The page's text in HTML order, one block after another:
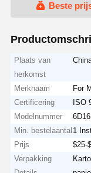
Beste
Plaats van
herkomst
Merknaam
For
Certificering
ISO
Modelnummer
Min. bestelaantal 1
Prijs
$25-
Verpakking